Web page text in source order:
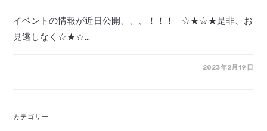
イベントの情報が近日公開、、、！！！ ☆★☆★是非、お
見逃しなく☆★☆…
2023年2月19日
カテゴリー